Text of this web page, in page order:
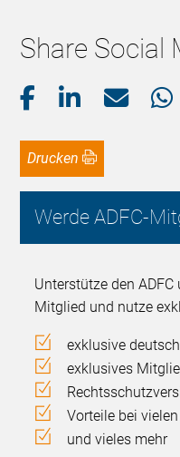
Share Social
Drucken
Werde ADFC-
Unterstütze den
Mitglied und nutze
exklusive
exklusives
Vorteile bei
und vieles mehr